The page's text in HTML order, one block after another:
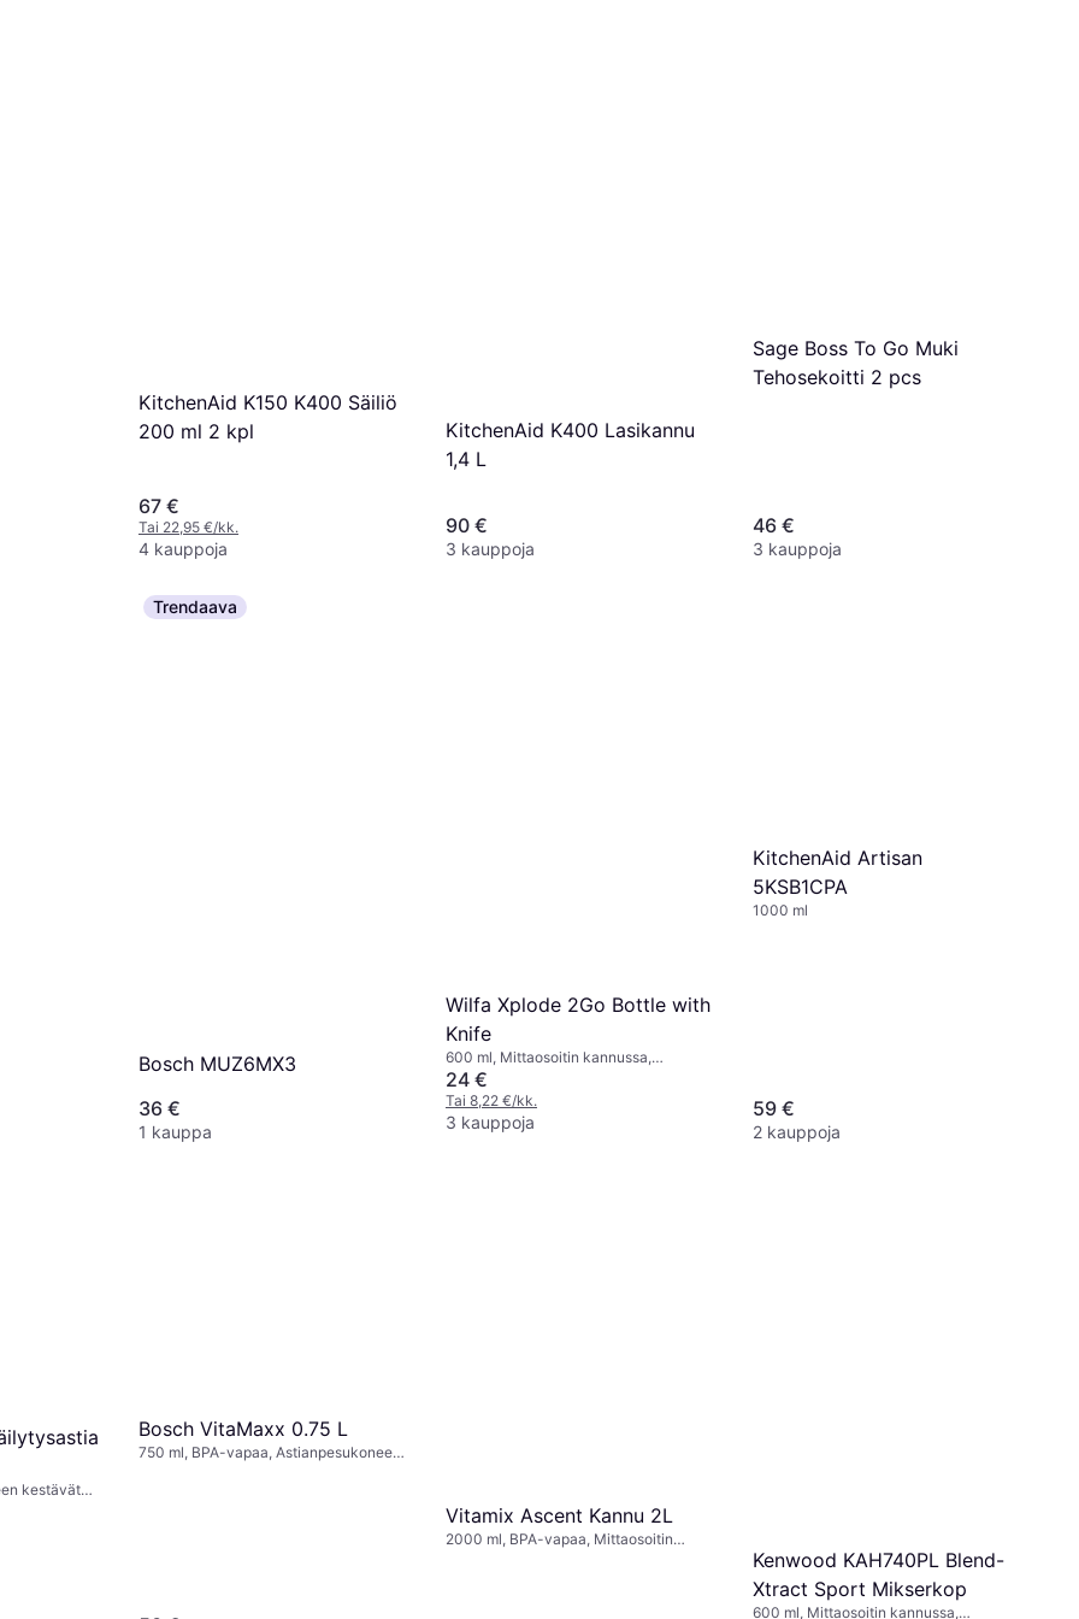
KitchenAid K150 K400 Säiliö
200 ml 2 kpl
67 €
Tai 22,95 €/kk.
4 kauppoja
KitchenAid K400 Lasikannu
1,4 L
90 €
3 kauppoja
Sage Boss To Go Muki
Tehosekoitti 2 pcs
46 €
3 kauppoja
Trendaava
Bosch MUZ6MX3
36 €
1 kauppa
Wilfa Xplode 2Go Bottle with
Knife
600 ml, Mittaosoitin kannussa,
Jäätelömurskain, Astianpesukoneen
kestävät osat
24 €
Tai 8,22 €/kk.
3 kauppoja
KitchenAid Artisan
5KSB1CPA
1000 ml
59 €
2 kauppoja
kestävät
Bosch VitaMaxx 0.75 L
750 ml, BPA-vapaa, Astianpesukoneen
Vitamix Ascent Kannu 2L
2000 ml, BPA-vapaa, Mittaosoitin
Kenwood KAH740PL Blend-
Xtract Sport Mikserkop
600 ml, Mittaosoitin kannussa,